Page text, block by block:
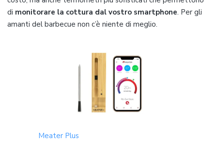
di monitorare la cottura dal vostro smartphone. Per gli
amanti del barbecue non c’è niente di meglio.
Meater Plus